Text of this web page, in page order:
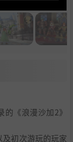
《浪漫沙加2》
初次游玩的玩家